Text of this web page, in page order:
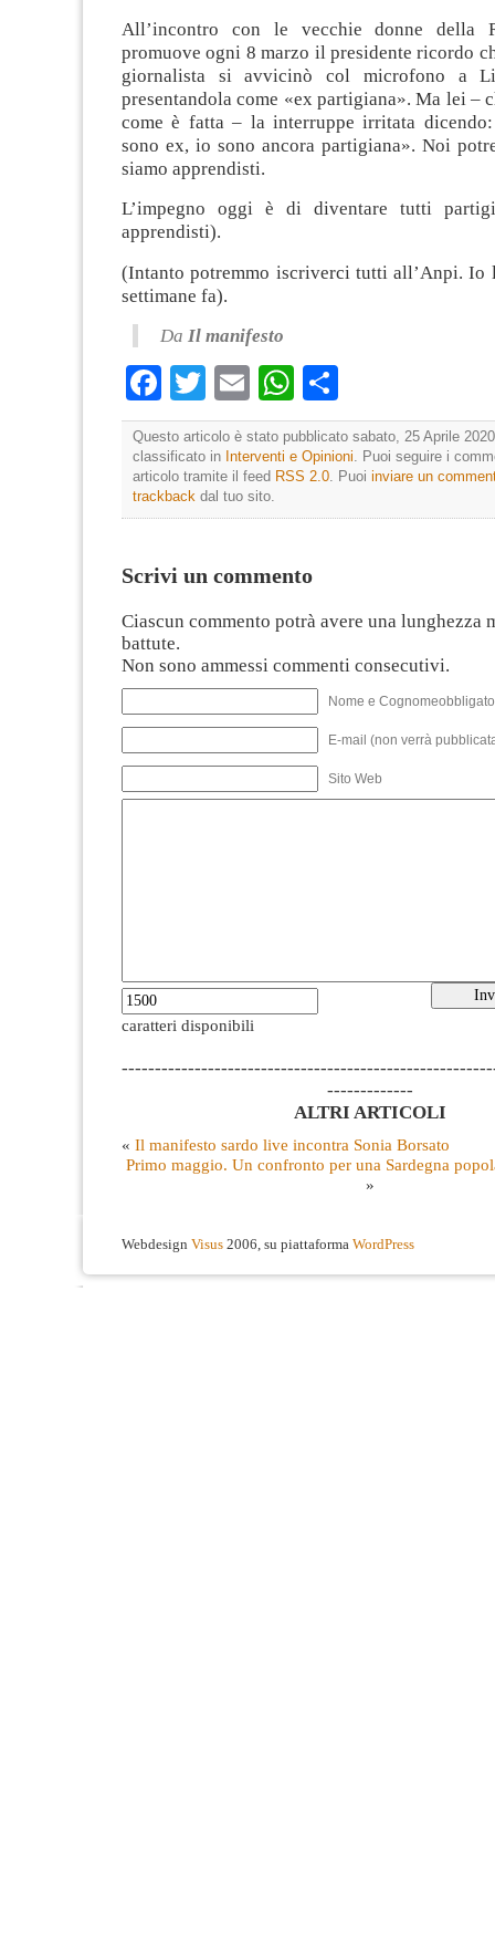
All’incontro con le vecchie donne della
promuove ogni 8 marzo il presidente ricordo
giornalista si avvicinò col microfono a
presentandola come «ex partigiana». Ma lei –
come è fatta – la interruppe irritata
sono ex, io sono ancora partigiana». Noi
siamo apprendisti.
L’impegno oggi è di diventare tutti
apprendisti).
(Intanto potremmo iscriverci tutti all’Anpi. Io
settimane fa).
Da Il manifesto
Facebook
TwitterEmailWhatsApp
Questo articolo è stato pubblicato sabato, 25 Aprile
classificato in Interventi e Opinioni. Puoi seguire i
articolo tramite il feed RSS 2.0. Puoi inviare un
trackback dal tuo sito.
Scrivi un commento
Ciascun commento potrà avere una lunghezza
battute.
Non sono ammessi commenti consecutivi.
Nome e
E-mail (non verrà
Sito Web
caratteri disponibili
-------------
ALTRI ARTICOLI
« Il manifesto sardo live incontra Sonia Borsato
Primo maggio. Un confronto per una Sardegna
»
Webdesign Visus 2006, su piattaforma WordPress